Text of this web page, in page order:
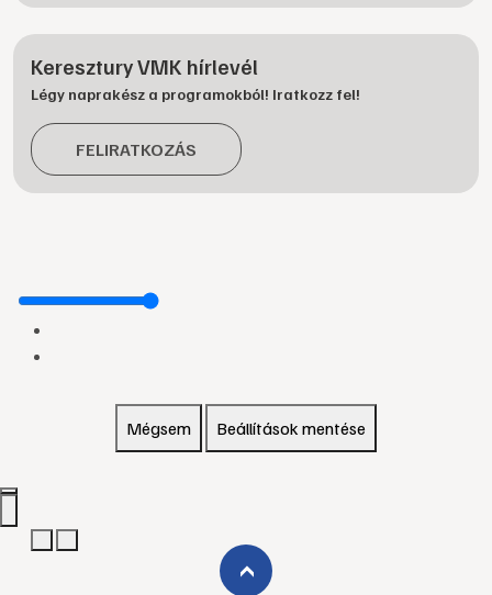
Keresztury VMK hírlevél
Légy naprakész a programokból! Iratkozz fel!
FELIRATKOZÁS
Mégsem Beállítások mentése
›